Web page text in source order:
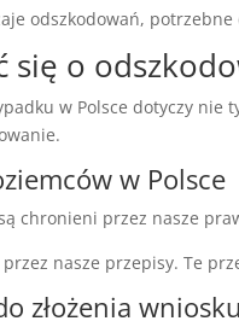
odszkodowań,
się o
w Polsce dotyczy nie
w Polsce
chronieni przez nasze
nasze przepisy. Te
złożenia wniosku